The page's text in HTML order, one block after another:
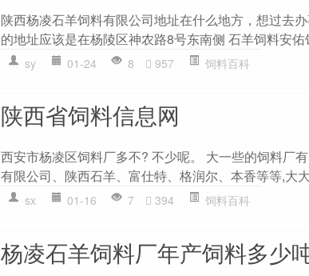
陕西杨凌石羊饲料有限公司地址在什么地方，想过去
的地址应该是在杨陵区神农路8号东南侧 石羊饲料安佑
sy 01-24 8 957 饲料百科
陕西省饲料信息网
西安市杨凌区饲料厂多不? 不少呢。 大一些的饲料厂
有限公司、陕西石羊、富仕特、格润尔、本香等等,大
sx 01-16 7 394 饲料百科
杨凌石羊饲料厂年产饲料多少